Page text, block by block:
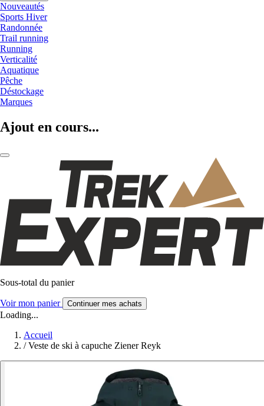
Nouveautés
Sports Hiver
Randonnée
Trail running
Running
Verticalité
Aquatique
Pêche
Déstockage
Marques
Ajout en cours...
Sous-total du panier
Voir mon panier Continuer mes achats
Loading...
Accueil
/ Veste de ski à capuche Ziener Reyk